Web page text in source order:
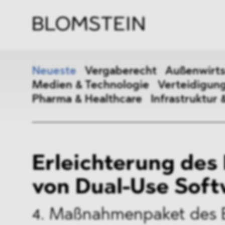
Neueste Vergaberecht
Medien & Technologie
Pharma & Healthcare
Infrastruktur
Kartellrecht
ESG DMA&
Medien & Technologie
Erleichterung des
von Dual-Use
4. Maßnahmenpaket des